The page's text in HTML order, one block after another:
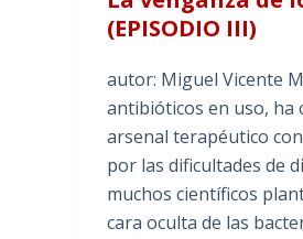
(EPISODIO III)
autor: Miguel Vicente
antibióticos en uso, ha
arsenal terapéutico
por las dificultades de
muchos científicos
cara oculta de las